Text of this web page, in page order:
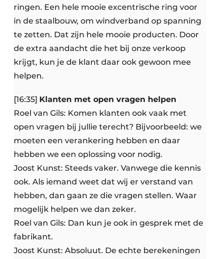
ringen. Een hele mooie excentrische ring voor
in de staalbouw, om windverband op spanning
te zetten. Dat zijn hele mooie producten. Door
de extra aandacht die het bij onze verkoop
krijgt, kun je de klant daar ook gewoon mee
helpen.
[16:35] Klanten met open vragen helpen
Roel van Gils: Komen klanten ook vaak met
open vragen bij jullie terecht? Bijvoorbeeld: we
moeten een verankering hebben en daar
hebben we een oplossing voor nodig.
Joost Kunst: Steeds vaker. Vanwege die kennis
ook. Als iemand weet dat wij er verstand van
hebben, dan gaan ze die vragen stellen. Waar
mogelijk helpen we dan zeker.
Roel van Gils: Dan kun je ook in gesprek met de
fabrikant.
Joost Kunst: Absoluut. De echte berekeningen